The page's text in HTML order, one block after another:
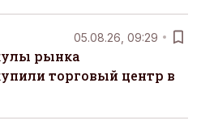
05.08.26, 09:29
рынка
торговый центр в